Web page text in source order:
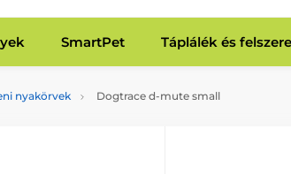
SmartPet Táplálék és
nyakörvek Dogtrace d-mute small